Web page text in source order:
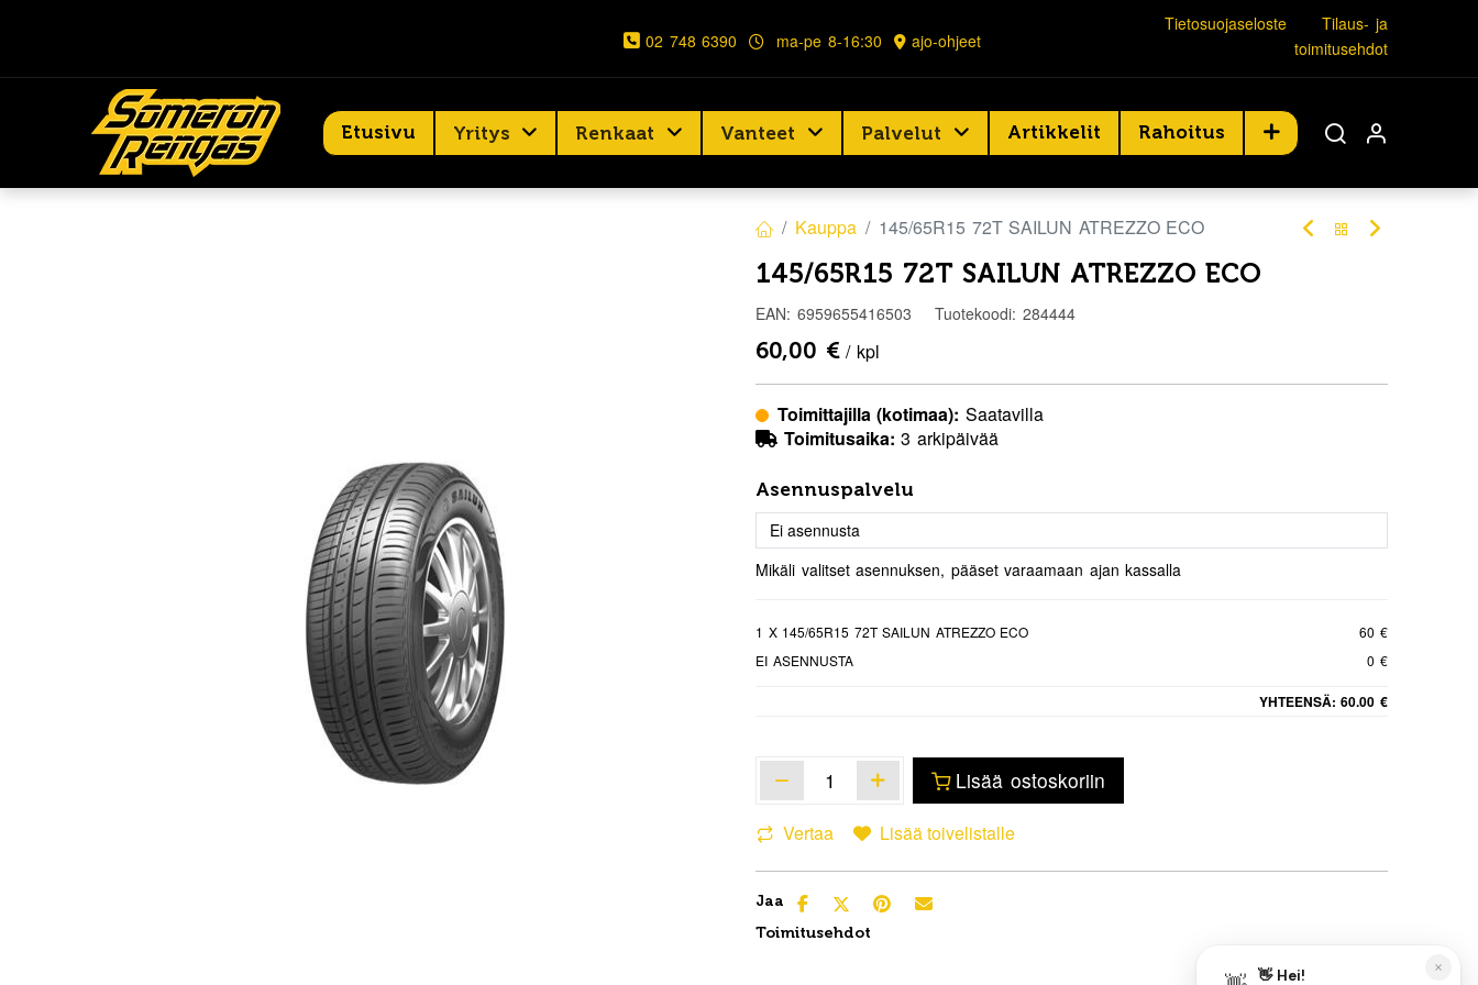
02 748 6390 ma-pe 8-16:30 ajo-ohjeet
Tietosuojaseloste
Tilaus- ja
toimitusehdot
Etusivu Yritys Renkaat Vanteet Palvelut Artikkelit Rahoitus
Kauppa 145/65R15 72T SAILUN ATREZZO ECO
145/65R15 72T SAILUN ATREZZO ECO
EAN: 6959655416503 Tuotekoodi: 284444
60,00 € / kpl
Toimittajilla (kotimaa): Saatavilla
Toimitusaika: 3 arkipäivää
Asennuspalvelu
Mikäli valitset asennuksen, pääset varaamaan ajan kassalla
1 X 145/65R15 72T SAILUN ATREZZO ECO
60 €
EI ASENNUSTA
0 €
YHTEENSÄ: 60.00 €
Lisää ostoskoriin
Vertaa Lisää toivelistalle
Jaa
Toimitusehdot